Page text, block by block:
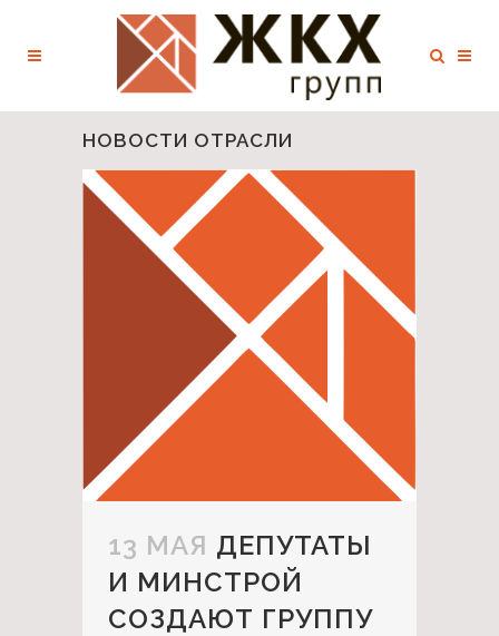
НОВОСТИ ОТРАСЛИ
13 МАЯ ДЕПУТАТЫ
И МИНСТРОЙ
СОЗДАЮТ ГРУППУ